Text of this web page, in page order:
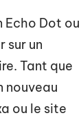
Echo Dot ou
sur un
Tant que
nouveau
ou le site